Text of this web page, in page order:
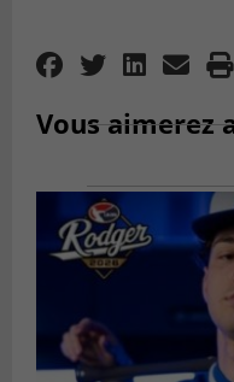
Vous aimerez